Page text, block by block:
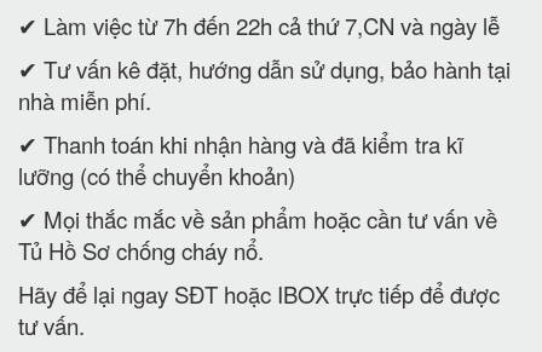
✔ Làm việc từ 7h đến 22h cả thứ 7,CN và ngày lễ
✔ Tư vấn kê đặt, hướng dẫn sử dụng, bảo hành tại
nhà miễn phí.
✔ Thanh toán khi nhận hàng và đã kiểm tra kĩ
lưỡng (có thể chuyển khoản)
✔ Mọi thắc mắc về sản phẩm hoặc cần tư vấn về
Tủ Hồ Sơ chống cháy nổ.
Hãy để lại ngay SĐT hoặc IBOX trực tiếp để được
tư vấn.